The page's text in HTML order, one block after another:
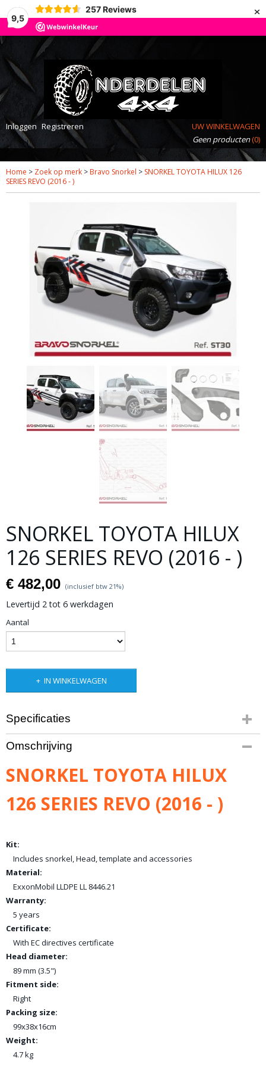
9,5
257 Reviews ×
Inloggen Registreren
UW WINKELWAGEN
Geen producten(0)
Home > Zoek op merk > Bravo Snorkel > SNORKEL TOYOTA HILUX 126
SERIES REVO (2016 - )
SNORKEL TOYOTA HILUX
126 SERIES REVO (2016 - )
€ 482,00 (inclusief btw 21%)
Levertijd 2 tot 6 werkdagen
Aantal
IN WINKELWAGEN
Specificaties
Productcode leverancier
ST30
Bruto gewicht
4,70 Kg
Omschrijving
SNORKEL TOYOTA HILUX
126 SERIES REVO (2016 - )
Kit:
Includes snorkel, Head, template and accessories
Material:
ExxonMobil LLDPE LL 8446.21
Warranty:
5 years
Certificate:
With EC directives certificate
Head diameter:
89 mm (3.5")
Fitment side:
Right
Packing size:
99x38x16cm
Weight:
4.7 kg